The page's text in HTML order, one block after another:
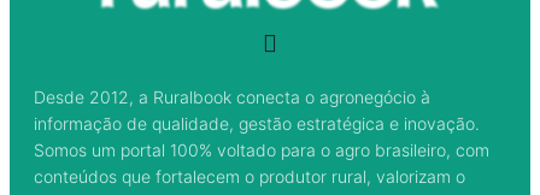
Desde 2012, a Ruralbook conecta o agronegócio à
informação de qualidade, gestão estratégica e inovação.
Somos um portal 100% voltado para o agro brasileiro, com
conteúdos que fortalecem o produtor rural, valorizam o